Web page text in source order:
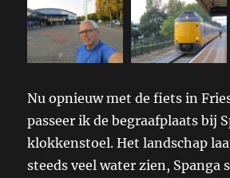
Nu opnieuw met de fiets in
passeer ik de begraafplaats bij
klokkenstoel. Het landschap
steeds veel water zien, Spanga